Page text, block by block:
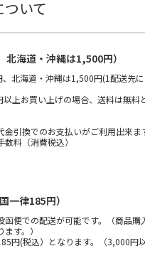
いて
北海道・沖縄は1,500円）
北海道・沖縄は1,500円(1配送先に
上お買い上げの場合、送料は無料
引換でのお支払いがご利用出来ま
料（消費税込）
一律185円）
函便での配送が可能です。（商品購
す。）
円(税込）となります。（3,000円